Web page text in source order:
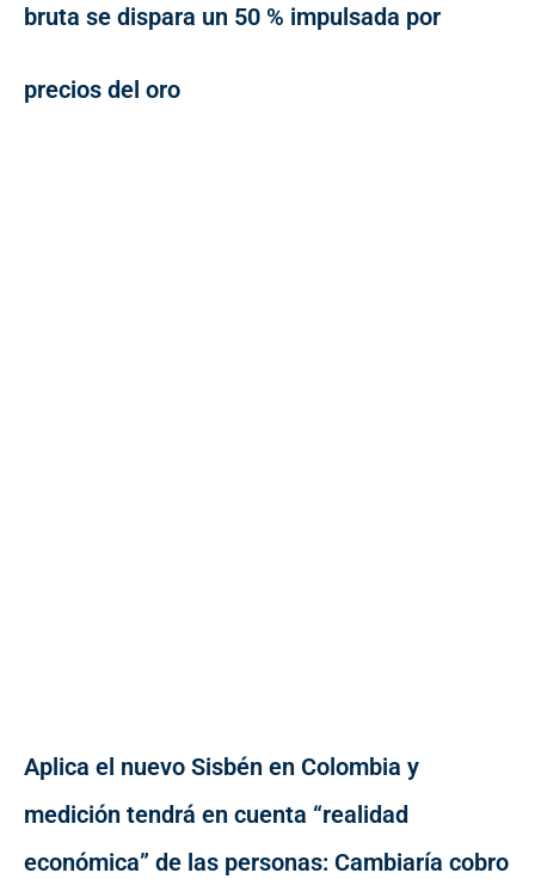
bruta se dispara un 50 % impulsada por
precios del oro
Aplica el nuevo Sisbén en Colombia y
medición tendrá en cuenta “realidad
económica” de las personas: Cambiaría cobro